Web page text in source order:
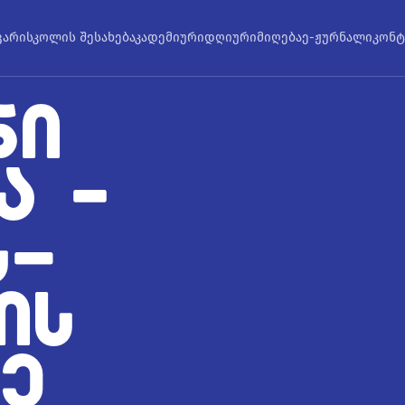
სკოლის შესახებაკადემიურიდღიურიმიღებაე-ჟურნალი
–